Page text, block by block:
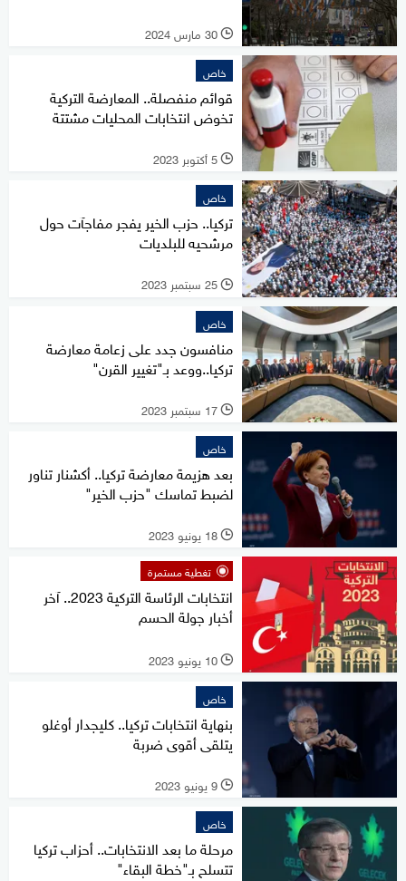
l 30 مارس 2024
خاص
قوائم منفصلة.. المعارضة التركية
تخوض انتخابات المحليات مشتتة
l 5 أكتوبر 2023
خاص
تركيا.. حزب الخير يفجر مفاجآت حول
مرشحيه للبلديات
l 25 سبتمبر 2023
خاص
منافسون جدد على زعامة معارضة
تركيا..ووعد بـ"تغيير القرن"
l 17 سبتمبر 2023
خاص
بعد هزيمة معارضة تركيا.. أكشنار تناور
لضبط تماسك "حزب الخير"
l 18 يونيو 2023
تغطية مستمرة
انتخابات الرئاسة التركية 2023.. آخر
أخبار جولة الحسم
l 10 يونيو 2023
خاص
بنهاية انتخابات تركيا.. كليجدار أوغلو
يتلقى أقوى ضربة
l 9 يونيو 2023
خاص
مرحلة ما بعد الانتخابات.. أحزاب تركيا
تتسلح بـ"خطة البقاء"